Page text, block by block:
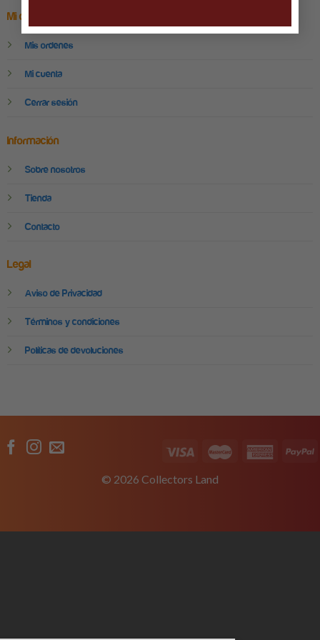
Mi cuenta
Mis ordenes
Mi cuenta
Cerrar sesión
Información
Sobre nosotros
Tienda
Contacto
Legal
Aviso de Privacidad
Términos y condiciones
Políticas de devoluciones
© 2026 Collectors Land